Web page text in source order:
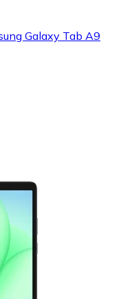
Galaxy Tab A9